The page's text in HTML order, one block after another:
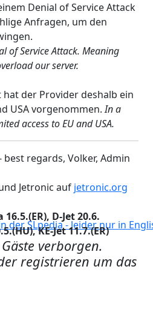
SLpedia - leider nur in
Denial of Service Attack
Anfragen, um den
of Service Attack. Meaning
our server.
der Provider deshalb ein
USA vorgenommen.In a
access to EU and USA.
regards, Volker, Admin
Jetronic auf jetronic.org
D-Jet 20.6.
KE-Jet 11.7.(ER)
verborgen.
registrieren um das